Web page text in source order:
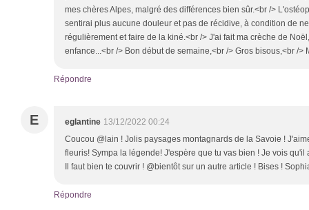
mes chères Alpes, malgré des différences bien sûr.<br />
sentirai plus aucune douleur et pas de récidive, à condition de
régulièrement et faire de la kiné.<br /> J'ai fait ma crèche de
enfance...<br /> Bon début de semaine,<br /> Gros bisous,<br />
Répondre
E eglantine 13/12/2022 00:24
Coucou @lain ! Jolis paysages montagnards de la Savoie !
fleuris! Sympa la légende! J'espère que tu vas bien ! Je vois qu'il
Il faut bien te couvrir ! @bientôt sur un autre article ! Bises !
Répondre